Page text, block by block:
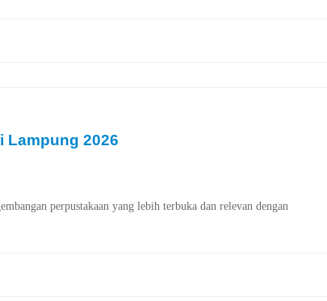
Lampung 2026
perpustakaan yang lebih terbuka dan relevan dengan